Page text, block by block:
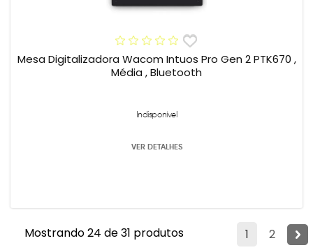
Mesa Digitalizadora Wacom Intuos Pro Gen 2 PTK670 ,
Média , Bluetooth
Indisponível
VER DETALHES
1 2
Mostrando 24 de 31 produtos